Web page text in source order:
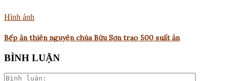
Hình ảnh
Bếp ăn thiện nguyện chùa Bửu Sơn trao 500 suất ăn
BÌNH LUẬN